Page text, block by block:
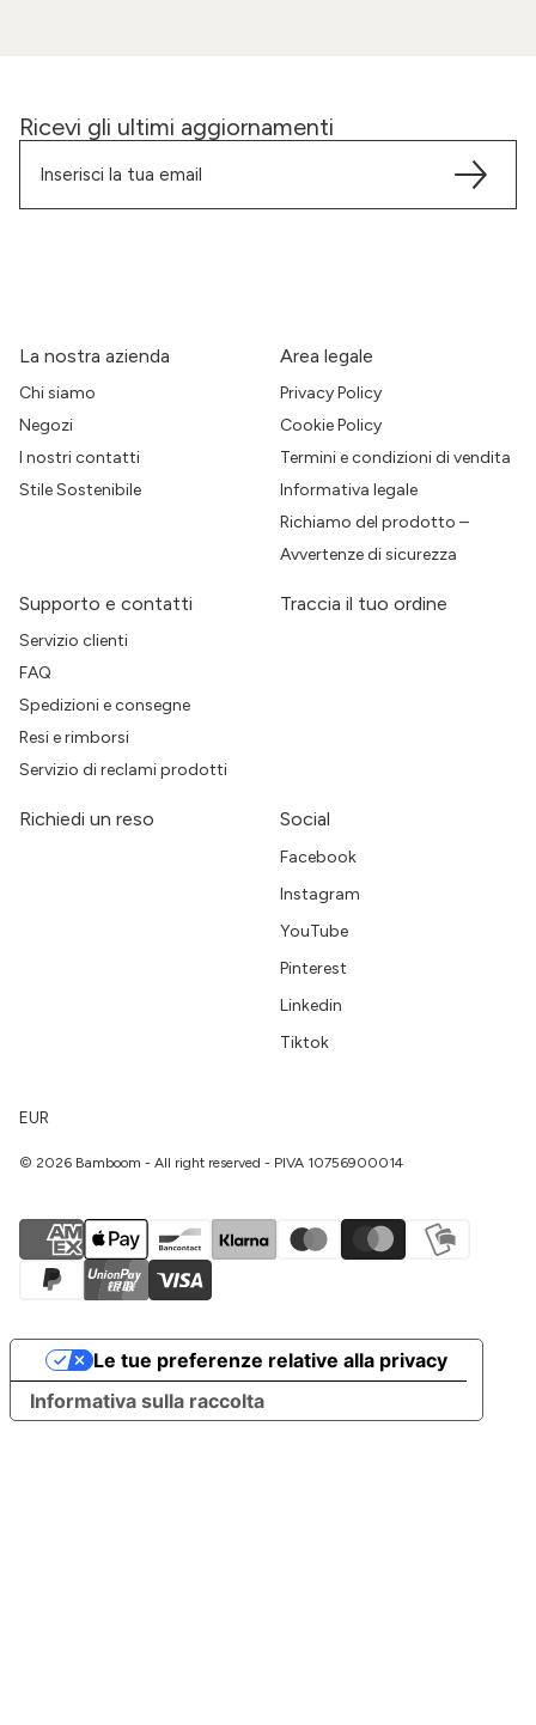
Ricevi gli ultimi aggiornamenti
La nostra azienda
Chi siamo
Negozi
I nostri contatti
Stile Sostenibile
Area legale
Privacy Policy
Cookie Policy
Termini e condizioni di vendita
Informativa legale
Richiamo del prodotto –
Avvertenze di sicurezza
Supporto e contatti
Servizio clienti
FAQ
Spedizioni e consegne
Resi e rimborsi
Servizio di reclami prodotti
Traccia il tuo ordine
Richiedi un reso Social
Facebook
Instagram
YouTube
Pinterest
Linkedin
Tiktok
EUR
© 2026 Bamboom - All right reserved - PIVA 10756900014
Informativa sulla raccolta
Le tue preferenze relative alla privacy